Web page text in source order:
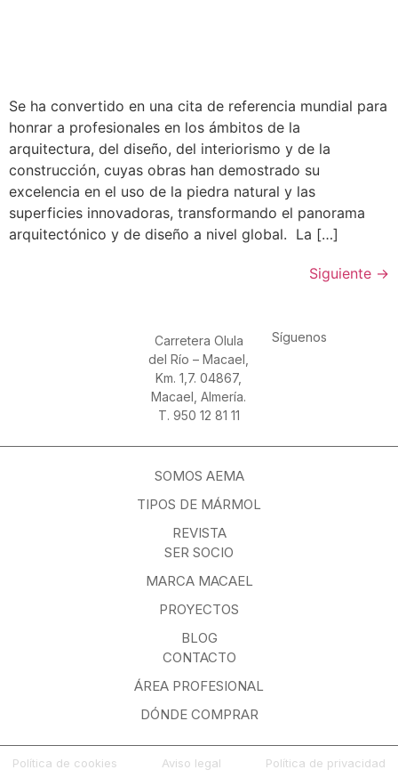
Se ha convertido en una cita de referencia mundial para
honrar a profesionales en los ámbitos de la
arquitectura, del diseño, del interiorismo y de la
construcción, cuyas obras han demostrado su
excelencia en el uso de la piedra natural y las
superficies innovadoras, transformando el panorama
arquitectónico y de diseño a nivel global. La […]
Siguiente →
Carretera Olula
del Río – Macael,
Km. 1,7. 04867,
Macael, Almería.
T. 950 12 81 11
Síguenos
SOMOS AEMA
TIPOS DE MÁRMOL
REVISTA
SER SOCIO
MARCA MACAEL
PROYECTOS
BLOG
CONTACTO
ÁREA PROFESIONAL
DÓNDE COMPRAR
Política de cookies Aviso legal Política de privacidad